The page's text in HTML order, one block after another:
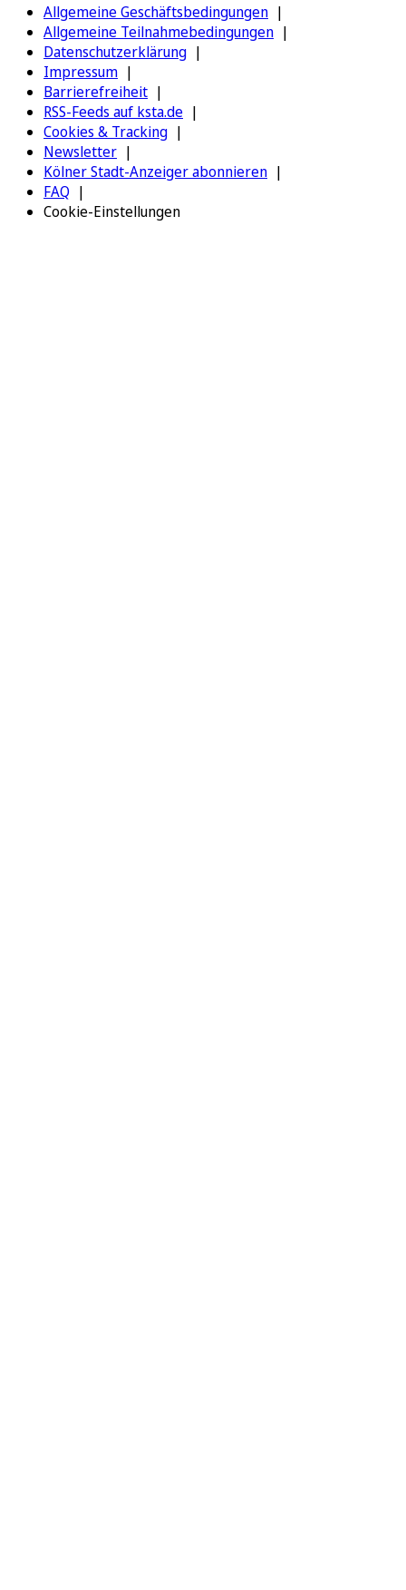
Allgemeine Geschäftsbedingungen
Allgemeine Teilnahmebedingungen
Datenschutzerklärung
Impressum
Barrierefreiheit
RSS-Feeds auf ksta.de
Cookies & Tracking
Newsletter
Kölner Stadt-Anzeiger abonnieren
FAQ
Cookie-Einstellungen